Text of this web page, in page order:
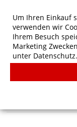
Tee Jays
Um Ihren Einkauf
verwenden wir
Ihrem Besuch
Marketing
unter Datenschutz.